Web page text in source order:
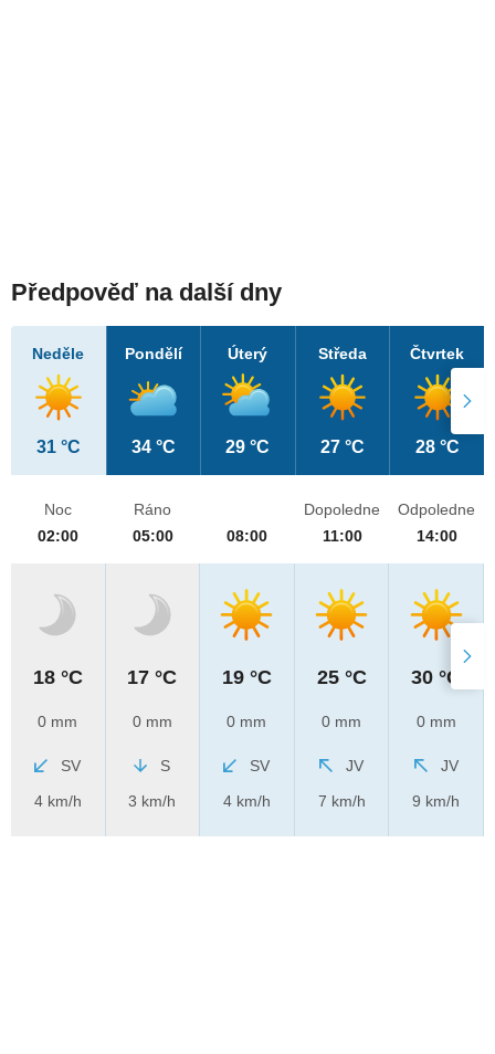
Předpověď na další dny
Neděle
31 °C
Pondělí
34 °C
Úterý
29 °C
Středa
27 °C
Čtvrtek
28 °C
Noc
02:00
18 °C
0 mm
SV
4 km/h
Ráno
05:00
17 °C
0 mm
S
3 km/h
08:00
19 °C
0 mm
SV
4 km/h
Dopoledne
11:00
25 °C
0 mm
JV
7 km/h
Odpoledne
14:00
30 °C
0 mm
JV
9 km/h